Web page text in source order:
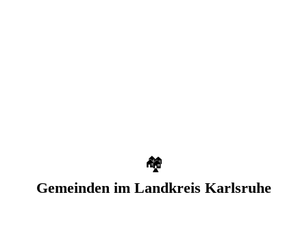
🏘️
Gemeinden im Landkreis Karlsruhe